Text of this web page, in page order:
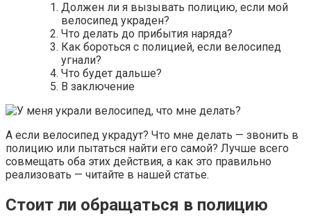
Должен ли я вызывать полицию, если мой
велосипед украден?
Что делать до прибытия наряда?
Как бороться с полицией, если велосипед
угнали?
Что будет дальше?
В заключение
А если велосипед украдут? Что мне делать — звонить в
полицию или пытаться найти его самой? Лучше всего
совмещать оба этих действия, а как это правильно
реализовать — читайте в нашей статье.
Стоит ли обращаться в полицию